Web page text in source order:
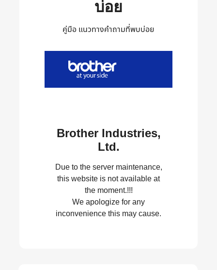
บ่อย
คู่มือ แนวทางคำถามที่พบบ่อย
Brother Industries,
Ltd.
Due to the server maintenance,
this website is not available at
the moment.!!!
We apologize for any
inconvenience this may cause.